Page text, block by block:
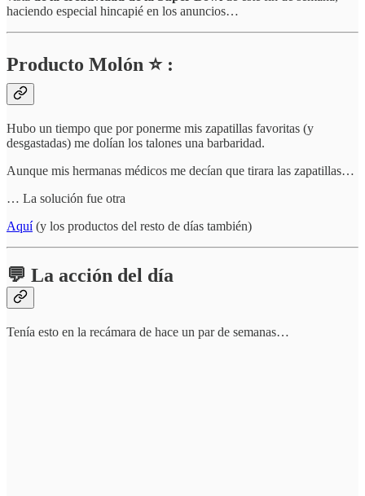
haciendo especial hincapié en los anuncios…
Producto Molón ⭐ :
Hubo un tiempo que por ponerme mis zapatillas favoritas (y
desgastadas) me dolían los talones una barbaridad.
Aunque mis hermanas médicos me decían que tirara las zapatillas…
… La solución fue otra
Aquí(y los productos del resto de días también)
💬 La acción del día
Tenía esto en la recámara de hace un par de semanas…